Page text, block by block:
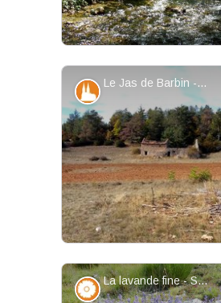
Voir
on procède à un
conséquences majeures
Le Jas de Barbin - Stefano Blanc - PNR Verdon
Patrimoine et histoire
La lavande fine - Stefano Blanc - PNR Verdon
Flore